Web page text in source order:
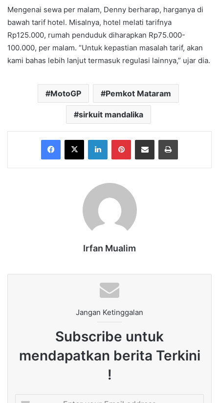
Mengenai sewa per malam, Denny berharap, harganya di
bawah tarif hotel. Misalnya, hotel melati tarifnya
Rp125.000, rumah penduduk diharapkan Rp75.000-
100.000, per malam. “Untuk kepastian masalah tarif, akan
kami bahas lebih lanjut termasuk regulasi lainnya,” ujar dia.
MotoGP Pemkot Mataram
sirkuit mandalika
Facebook
X LinkedInPinterestShare via Email Print
Irfan Mualim
Jangan Ketinggalan
Subscribe untuk
mendapatkan berita Terkini
!